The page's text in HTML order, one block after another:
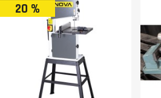
20 %